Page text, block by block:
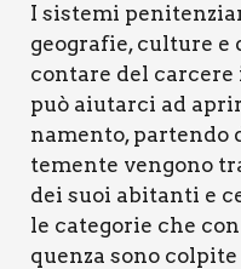
I siste­mi
geo­gra­fie, cul­tu­re
con­ta­re del car­ce­re
può aiu­tar­ci ad
na­men­to,
te­men­te ven­go­no
dei suoi abi­tan­ti e
le cate­go­rie che
quen­za sono